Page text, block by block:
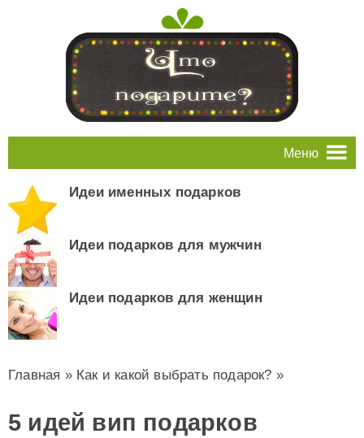
Меню
Идеи именных подарков
Идеи подарков для мужчин
Идеи подарков для женщин
Главная » Как и какой выбрать подарок? »
5 идей вип подарков